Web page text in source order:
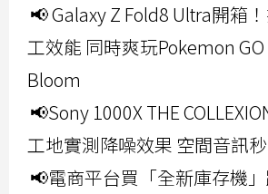
📢 Galaxy Z Fold8 Ultra開箱
工效能 同時爽玩Pokemon
Bloom
📢Sony 1000X THE
工地實測降噪效果 空間音訊
📢電商平台買「全新庫存機